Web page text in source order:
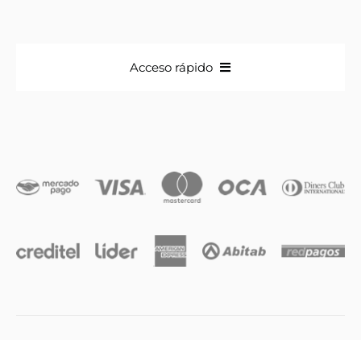
Acceso rápido
Iniciales